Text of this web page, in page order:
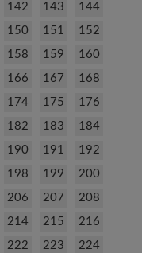
142 143
144
150 151
152
158 159
160
166 167
168
174 175
176
182 183
184
190 191
192
198 199
200
206 207
208
214 215
216
222 223
224